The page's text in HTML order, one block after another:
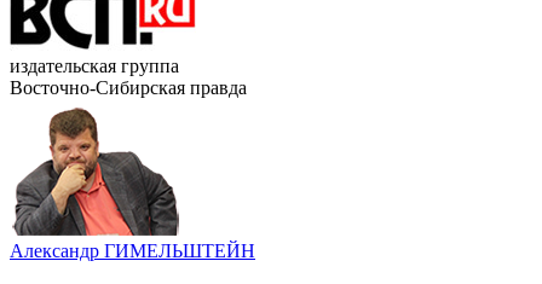
издательская группа
Восточно-Сибирская правда
Александр ГИМЕЛЬШТЕЙН